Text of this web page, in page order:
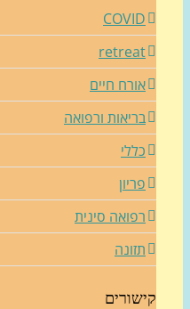
חיים
ורפואה
סינית